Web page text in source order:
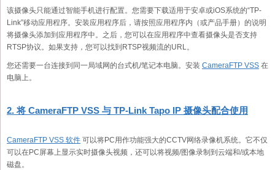
该摄像头只能通过智能手机进行配置。您需要下载适用于安卓或iOS系统的“TP-
Link”移动应用程序。安装应用程序后，请按照应用程序内（或产品手册）的说明
将摄像头添加到应用程序中。之后，您可以在应用程序中查看摄像头是否支持
RTSP协议。如果支持，您可以找到RTSP视频流的URL。
您还需要一台连接到同一局域网的台式机/笔记本电脑。安装 CameraFTP VSS 在
电脑上。
2. 将 CameraFTP VSS 与 TP-Link Tapo IP 摄像头配合使用
CameraFTP VSS 软件 可以将PC用作功能强大的CCTV网络录像机系统。它不仅
可以在PC屏幕上显示实时摄像头视频，还可以将视频/图像录制到云端和/或本地
磁盘。